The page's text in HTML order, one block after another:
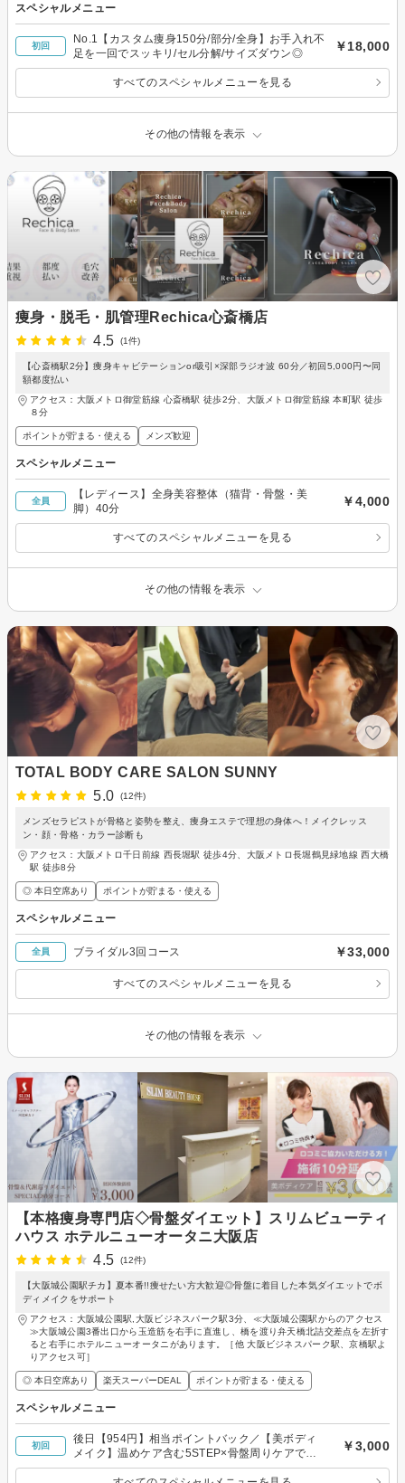
スペシャルメニュー
初回
No.1【カスタム痩身150分/部分/全身】お手入れ不
足を一回でスッキリ/セル分解/サイズダウン◎
￥18,000
すべてのスペシャルメニューを見る
その他の情報を表示
痩身・脱毛・肌管理Rechica心斎橋店
4.5
(1件)
【心斎橋駅2分】痩身キャビテーションor吸引×深部ラジオ波 60分／初回5,000円〜同
額都度払い
アクセス：大阪メトロ御堂筋線 心斎橋駅 徒歩2分、大阪メトロ御堂筋線 本町駅 徒歩
８分
ポイントが貯まる・使える メンズ歓迎
スペシャルメニュー
全員
【レディース】全身美容整体（猫背・骨盤・美
脚）40分
￥4,000
すべてのスペシャルメニューを見る
その他の情報を表示
TOTAL BODY CARE SALON SUNNY
5.0
(12件)
メンズセラピストが骨格と姿勢を整え、痩身エステで理想の身体へ！メイクレッス
ン・顔・骨格・カラー診断も
アクセス：大阪メトロ千日前線 西長堀駅 徒歩4分、大阪メトロ長堀鶴見緑地線 西大橋
駅 徒歩8分
◎ 本日空席あり ポイントが貯まる・使える
スペシャルメニュー
全員 ブライダル3回コース ￥33,000
すべてのスペシャルメニューを見る
その他の情報を表示
【本格痩身専門店◇骨盤ダイエット】スリムビューティ
ハウス ホテルニューオータニ大阪店
4.5
(12件)
【大阪城公園駅チカ】夏本番!!痩せたい方大歓迎◎骨盤に着目した本気ダイエットでボ
ディメイクをサポート
アクセス：大阪城公園駅,大阪ビジネスパーク駅3分、≪大阪城公園駅からのアクセス
≫大阪城公園3番出口から玉造筋を右手に直進し、橋を渡り弁天橋北詰交差点を左折す
ると右手にホテルニューオータニがあります。［他 大阪ビジネスパーク駅、京橋駅よ
りアクセス可］
◎ 本日空席あり 楽天スーパーDEAL ポイントが貯まる・使える
スペシャルメニュー
初回
後日【954円】相当ポイントバック／【美ボディ
メイク】温めケア含む5STEP×骨盤周りケアでス
ッキリ！代謝サポート◎80分￥3000
￥3,000